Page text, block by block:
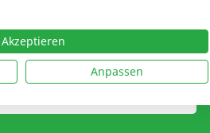
Autoren des DFB in
Anpassen